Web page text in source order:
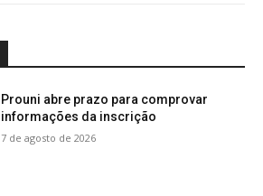
Prouni abre prazo para comprovar
informações da inscrição
7 de agosto de 2026